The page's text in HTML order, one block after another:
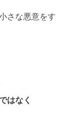
さな悪意をす
はなく